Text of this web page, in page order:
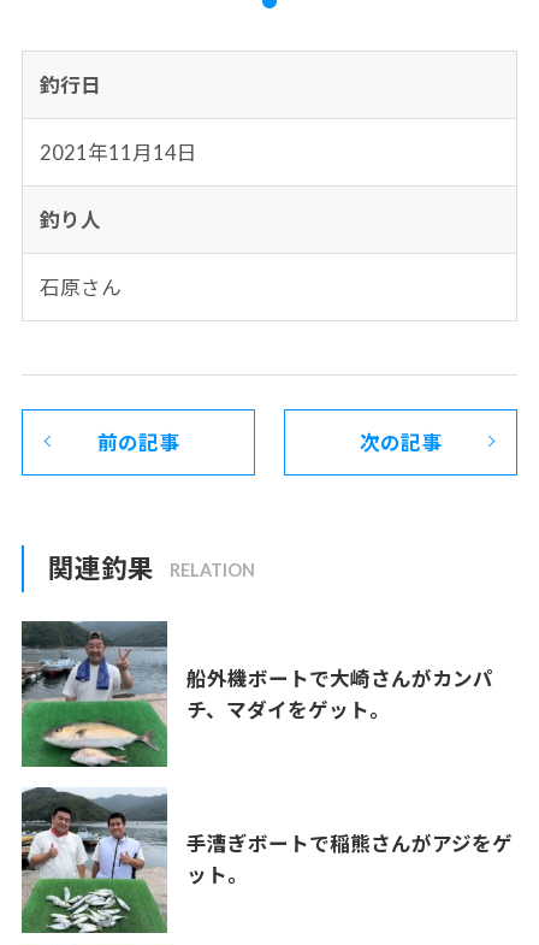
釣行日
2021年11月14日
釣り人
石原さん
前の記事 次の記事
関連釣果
船外機ボートで大崎さんがカンパ
チ、マダイをゲット。
手漕ぎボートで稲熊さんがアジをゲ
ット。